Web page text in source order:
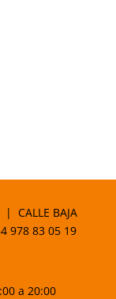
CALLE BAJA
978 83 05 19
a 20:00